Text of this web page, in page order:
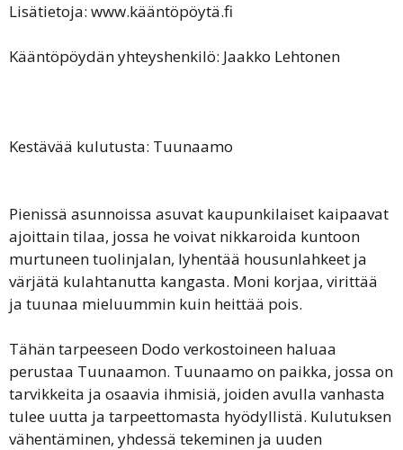
Lisätietoja: www.kääntöpöytä.fi
Kääntöpöydän yhteyshenkilö: Jaakko Lehtonen
Kestävää kulutusta: Tuunaamo
Pienissä asunnoissa asuvat kaupunkilaiset kaipaavat
ajoittain tilaa, jossa he voivat nikkaroida kuntoon
murtuneen tuolinjalan, lyhentää housunlahkeet ja
värjätä kulahtanutta kangasta. Moni korjaa, virittää
ja tuunaa mieluummin kuin heittää pois.
Tähän tarpeeseen Dodo verkostoineen haluaa
perustaa Tuunaamon. Tuunaamo on paikka, jossa on
tarvikkeita ja osaavia ihmisiä, joiden avulla vanhasta
tulee uutta ja tarpeettomasta hyödyllistä. Kulutuksen
vähentäminen, yhdessä tekeminen ja uuden